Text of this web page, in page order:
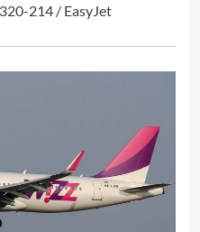
214 / EasyJet